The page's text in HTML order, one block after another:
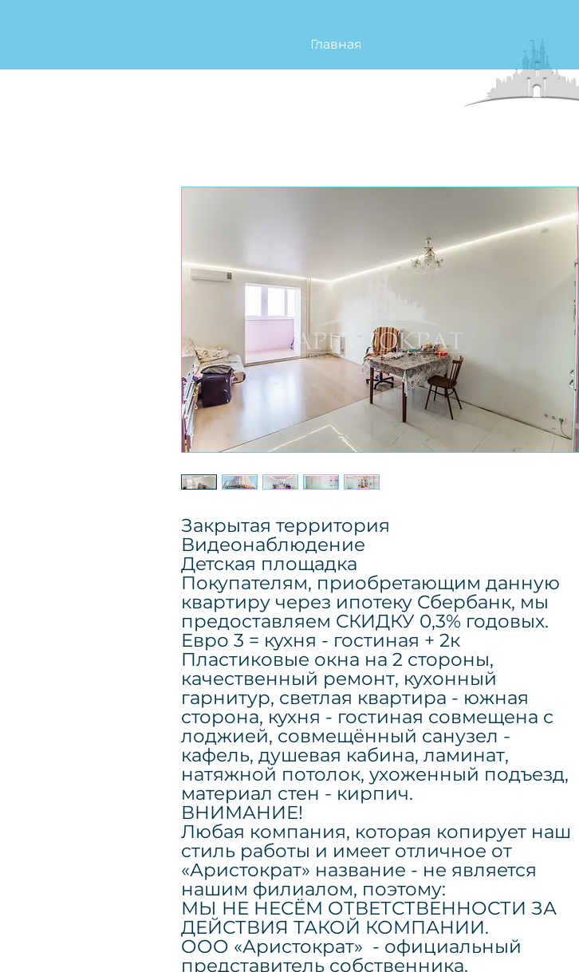
Главная
Закрытая территория
Видеонаблюдение
Детская площадка
Покупателям, приобретающим данную
квартиру через ипотеку Сбербанк, мы
предоставляем СКИДКУ 0,3% годовых.
Евро 3 = кухня - гостиная + 2к
Пластиковые окна на 2 стороны,
качественный ремонт, кухонный
гарнитур, светлая квартира - южная
сторона, кухня - гостиная совмещена с
лоджией, совмещённый санузел -
кафель, душевая кабина, ламинат,
натяжной потолок, ухоженный подъезд,
материал стен - кирпич.
ВНИМАНИЕ!
Любая компания, которая копирует наш
стиль работы и имеет отличное от
«Аристократ» название - не является
нашим филиалом, поэтому:
МЫ НЕ НЕСЁМ ОТВЕТСТВЕННОСТИ ЗА
ДЕЙСТВИЯ ТАКОЙ КОМПАНИИ.
ООО «Аристократ» - официальный
представитель собственника.